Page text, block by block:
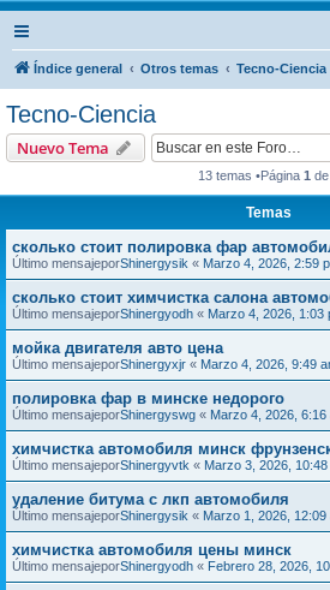
Índice general Otros temas Tecno-Ciencia
Tecno-Ciencia
Nuevo Tema
13 temas •Página 1 de
Temas
сколько стоит полировка фар
Último mensajeporShinergysik « Marzo 4, 2026, 2:59
сколько стоит химчистка салона
Último mensajeporShinergyodh « Marzo 4, 2026, 1:03
мойка двигателя авто цена
Último mensajeporShinergyxjr « Marzo 4, 2026, 9:49
полировка фар в минске недорого
Último mensajeporShinergyswg « Marzo 4, 2026, 6:16
химчистка автомобиля минск
Último mensajeporShinergyvtk « Marzo 3, 2026, 10:48
удаление битума с лкп автомобиля
Último mensajeporShinergysik « Marzo 1, 2026, 12:09
химчистка автомобиля цены минск
Último mensajeporShinergyodh « Febrero 28, 2026,